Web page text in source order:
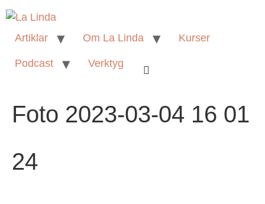
Artiklar Om La Linda Kurser
Podcast Verktyg
Foto 2023-03-04 16 01
24